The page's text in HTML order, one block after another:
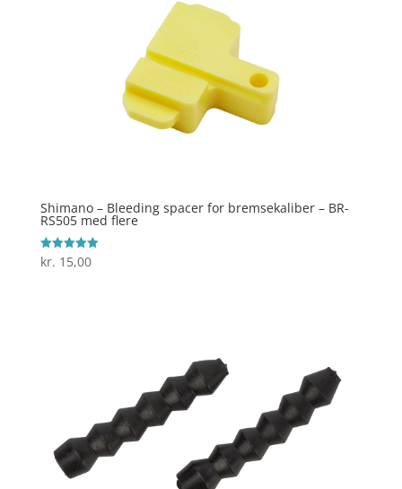
Shimano – Bleeding spacer for bremsekaliber – BR-
RS505 med flere
Vurderet
5
kr. 15,00